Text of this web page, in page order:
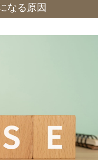
なる原因